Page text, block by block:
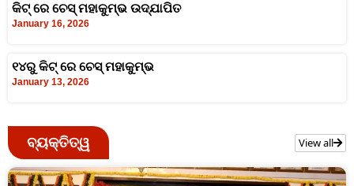
କିଟ୍‍ ରେ ଚେସ୍‍ ମହାକୁମ୍ଭ ଉଦ୍‍ଯାପିତ
January 16, 2026
୧୪ରୁ କିଟ୍ ରେ ଚେସ୍‍ ମହାକୁମ୍ଭ
January 13, 2026
ବ୍ୟକ୍ତିତ୍ୱ View all